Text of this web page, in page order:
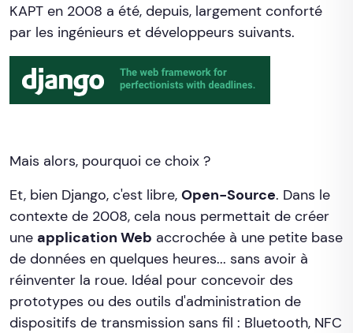
KAPT en 2008 a été, depuis, largement conforté
par les ingénieurs et développeurs suivants.
Mais alors, pourquoi ce choix ?
Et, bien Django, c'est libre, Open-Source. Dans le
contexte de 2008, cela nous permettait de créer
une application Web accrochée à une petite base
de données en quelques heures... sans avoir à
réinventer la roue. Idéal pour concevoir des
prototypes ou des outils d'administration de
dispositifs de transmission sans fil : Bluetooth, NFC